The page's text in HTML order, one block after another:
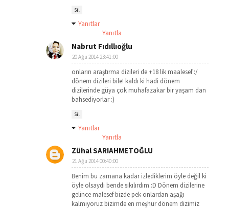
Sil
Yanıtlar
Yanıtla
Nabrut Fıdıllıoğlu
20 Ağu 2014 23:41:00
onların araştırma dizileri de +18 lik maalesef :/
dönem dizileri bile! kaldı ki hadi dönem
dizilerinde güya çok muhafazakar bir yaşam dan
bahsediyorlar :)
Sil
Yanıtlar
Yanıtla
Zühal SARIAHMETOĞLU
21 Ağu 2014 00:40:00
Benim bu zamana kadar izlediklerim öyle değil ki
öyle olsaydı bende sıkılırdım :D Dönem dizilerine
gelince malesef bizde pek onlardan aşağı
kalmıyoruz bizimde en meşhur dönem dizimiz